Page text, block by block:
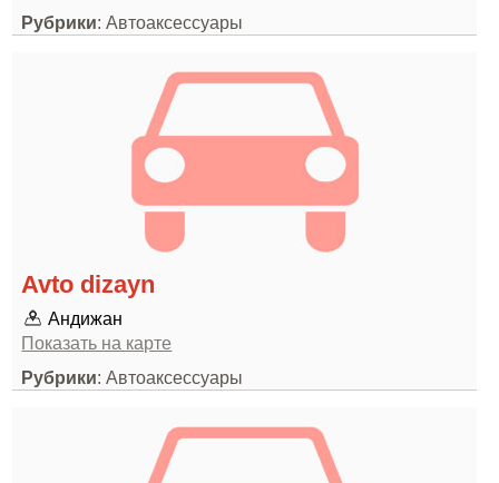
Рубрики: Автоаксессуары
Avto dizayn
Андижан
Показать на карте
Рубрики: Автоаксессуары